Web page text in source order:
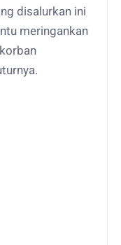
disalurkan ini
meringankan